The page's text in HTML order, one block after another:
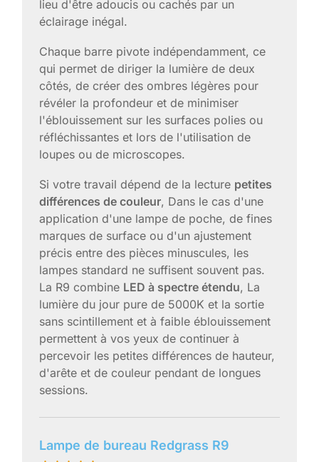
lieu d'être adoucis ou cachés par un
éclairage inégal.
Chaque barre pivote indépendamment, ce
qui permet de diriger la lumière de deux
côtés, de créer des ombres légères pour
révéler la profondeur et de minimiser
l'éblouissement sur les surfaces polies ou
réfléchissantes et lors de l'utilisation de
loupes ou de microscopes.
Si votre travail dépend de la lecture petites
différences de couleur, Dans le cas d'une
application d'une lampe de poche, de fines
marques de surface ou d'un ajustement
précis entre des pièces minuscules, les
lampes standard ne suffisent souvent pas.
La R9 combine LED à spectre étendu, La
lumière du jour pure de 5000K et la sortie
sans scintillement et à faible éblouissement
permettent à vos yeux de continuer à
percevoir les petites différences de hauteur,
d'arête et de couleur pendant de longues
sessions.
Lampe de bureau Redgrass R9